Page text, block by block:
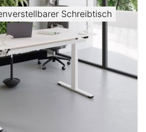
Schreibtisch